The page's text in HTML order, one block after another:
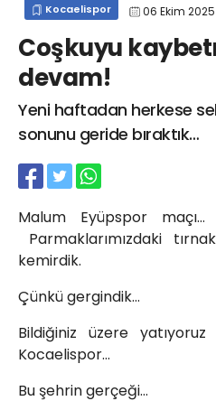
Kocaelispor 06 Ekim 2025
Coşkuyu
devam!
Yeni haftadan herkese
sonunu geride bıraktık…
Malum Eyüpspor maçı…
Parmaklarımızdaki
kemirdik.
Çünkü gergindik…
Bildiğiniz üzere yatıyoruz
Kocaelispor…
Bu şehrin gerçeği…